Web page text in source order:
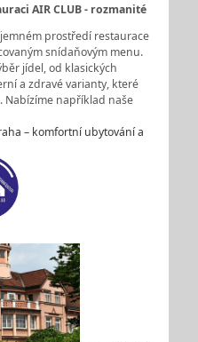
AIR CLUB - rozmanité
prostředí restaurace
snídaňovým menu.
jídel, od klasických
a zdravé varianty, které
Nabízíme například naše
– komfortní ubytování a